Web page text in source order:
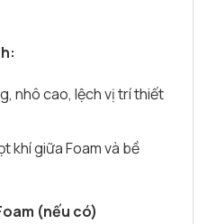
nhô cao, lệch vị trí thiết
khí giữa Foam và bề
(nếu có)